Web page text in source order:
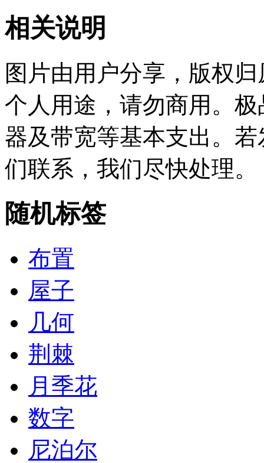
相关说明
图片由用户分享，版权
个人用途，请勿商用。
器及带宽等基本支出。
们联系，我们尽快处理。
随机标签
布置
屋子
几何
荆棘
月季花
数字
尼泊尔